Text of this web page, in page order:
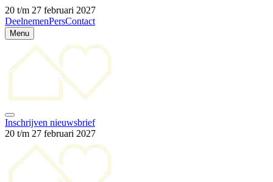
20 t/m 27 februari 2027
DeelnemenPersContact
Menu
Inschrijven nieuwsbrief
20 t/m 27 februari 2027